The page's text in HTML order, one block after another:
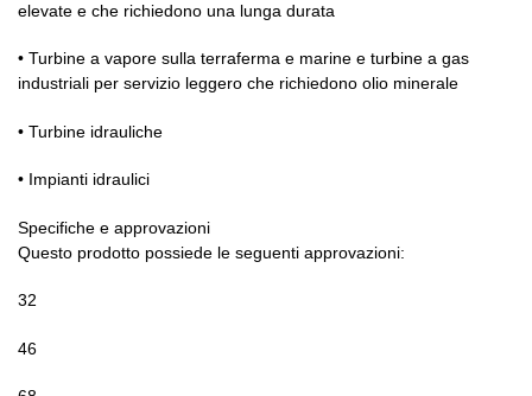
elevate e che richiedono una lunga durata
• Turbine a vapore sulla terraferma e marine e turbine a gas
industriali per servizio leggero che richiedono olio minerale
• Turbine idrauliche
• Impianti idraulici
Specifiche e approvazioni
Questo prodotto possiede le seguenti approvazioni:
32
46